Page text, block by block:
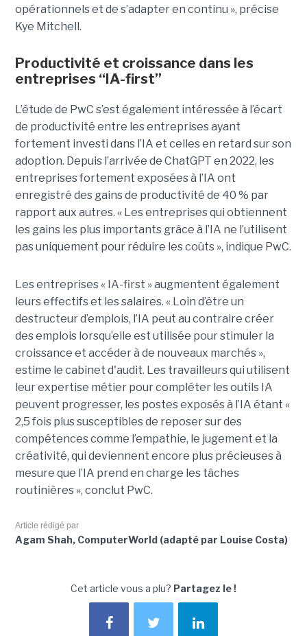
opérationnels et de s’adapter en continu », précise
Kye Mitchell.
Productivité et croissance dans les
entreprises “IA-first”
L’étude de PwC s’est également intéressée à l’écart
de productivité entre les entreprises ayant
fortement investi dans l’IA et celles en retard sur son
adoption. Depuis l’arrivée de ChatGPT en 2022, les
entreprises fortement exposées à l’IA ont
enregistré des gains de productivité de 40 % par
rapport aux autres. « Les entreprises qui obtiennent
les gains les plus importants grâce à l’IA ne l’utilisent
pas uniquement pour réduire les coûts », indique PwC.
Les entreprises « IA-first » augmentent également
leurs effectifs et les salaires. « Loin d’être un
destructeur d’emplois, l’IA peut au contraire créer
des emplois lorsqu’elle est utilisée pour stimuler la
croissance et accéder à de nouveaux marchés »,
estime le cabinet d'audit. Les travailleurs qui utilisent
leur expertise métier pour compléter les outils IA
peuvent progresser, les postes exposés à l’IA étant «
2,5 fois plus susceptibles de reposer sur des
compétences comme l’empathie, le jugement et la
créativité, qui deviennent encore plus précieuses à
mesure que l’IA prend en charge les tâches
routinières », conclut PwC.
Article rédigé par
Agam Shah, ComputerWorld (adapté par Louise Costa)
Cet article vous a plu? Partagez le !